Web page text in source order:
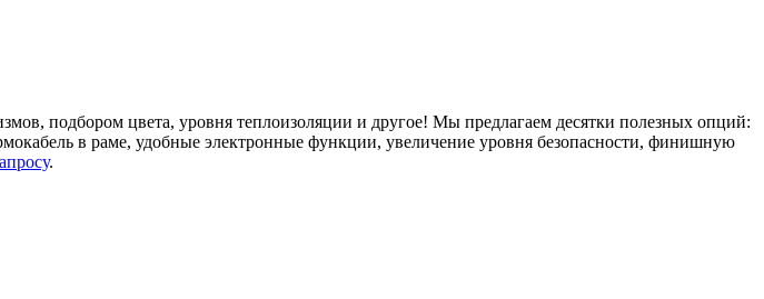
подбором цвета, уровня теплоизоляции и другое! Мы предлагаем десятки полезных опций:
в раме, удобные электронные функции, увеличение уровня безопасности, финишную
.